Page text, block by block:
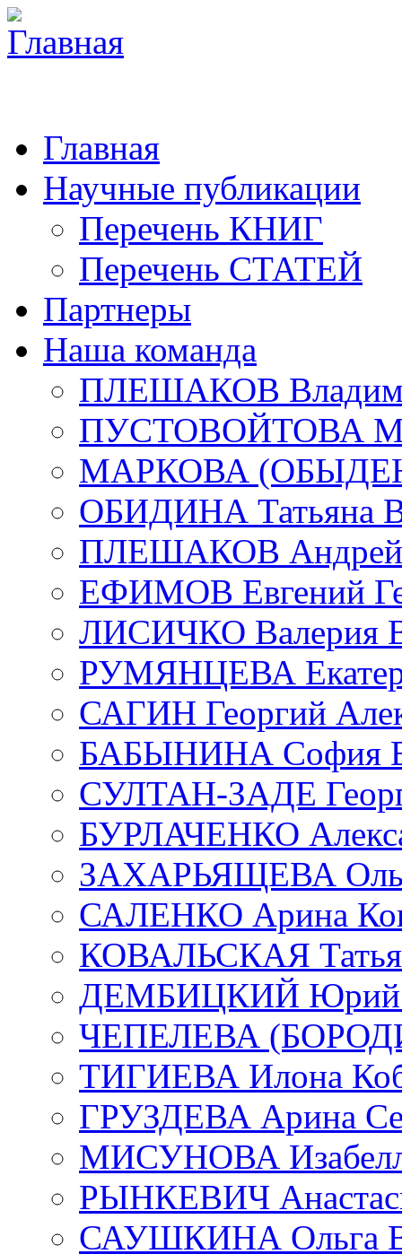
Главная
Научные публикации
Перечень КНИГ
Перечень СТАТЕЙ
Партнеры
Наша команда
ПЛЕШАКОВ
ПУСТОВОЙТОВА
МАРКОВА
ОБИДИНА Татьяна
ПЛЕШАКОВ Андрей
ЕФИМОВ Евгений
ЛИСИЧКО Валерия
РУМЯНЦЕВА
САГИН Георгий
БАБЫНИНА София
СУЛТАН-ЗАДЕ
БУРЛАЧЕНКО
ЗАХАРЬЯЩЕВА
САЛЕНКО Арина
КОВАЛЬСКАЯ
ДЕМБИЦКИЙ Юрий
ЧЕПЕЛЕВА
ТИГИЕВА Илона
ГРУЗДЕВА Арина
МИСУНОВА
РЫНКЕВИЧ
САУШКИНА Ольга